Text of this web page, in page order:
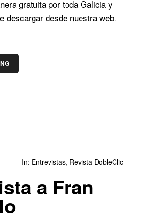
gratuita por toda Galicia y
descargar desde nuestra web.
In: Entrevistas, Revista DobleClic
a Fran